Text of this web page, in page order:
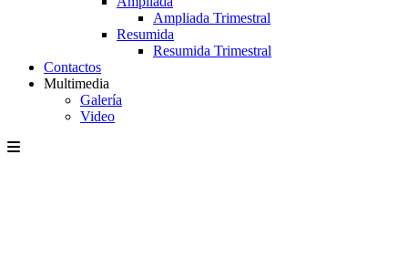
Ampliada Trimestral
Resumida
Resumida Trimestral
Contactos
Multimedia
Galería
Video